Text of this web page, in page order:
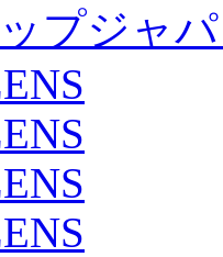
プジャ